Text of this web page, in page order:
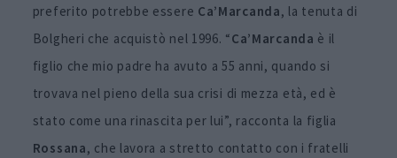
preferito potrebbe essere Ca’Marcanda, la tenuta di
Bolgheri che acquistò nel 1996. “Ca’Marcanda è il
figlio che mio padre ha avuto a 55 anni, quando si
trovava nel pieno della sua crisi di mezza età, ed è
stato come una rinascita per lui”, racconta la figlia
Rossana, che lavora a stretto contatto con i fratelli